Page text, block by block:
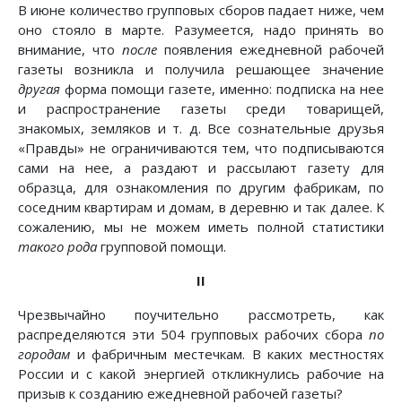
В июне количество групповых сборов падает ниже, чем
оно стояло в марте. Разумеется, надо принять во
внимание, что после появления ежедневной рабочей
газеты возникла и получила решающее значение
другая форма помощи газете, именно: подписка на нее
и распространение газеты среди товарищей,
знакомых, земляков и т. д. Все сознательные друзья
«Правды» не ограничиваются тем, что подписываются
сами на нее, а раздают и рассылают газету для
образца, для ознакомления по другим фабрикам, по
соседним квартирам и домам, в деревню и так далее. К
сожалению, мы не можем иметь полной статистики
такого рода групповой помощи.
II
Чрезвычайно поучительно рассмотреть, как
распределяются эти 504 групповых рабочих сбора по
городам и фабричным местечкам. В каких местностях
России и с какой энергией откликнулись рабочие на
призыв к созданию ежедневной рабочей газеты?